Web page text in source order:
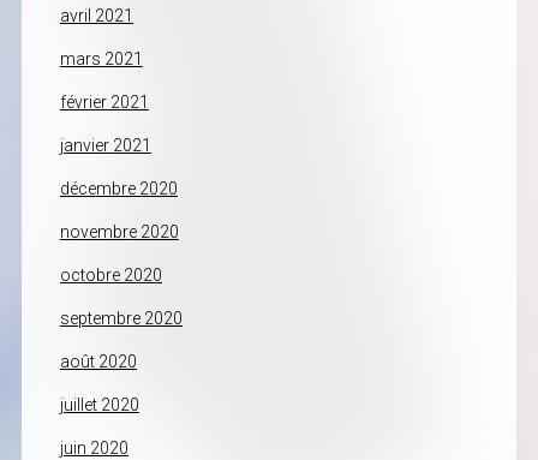
avril 2021
mars 2021
février 2021
janvier 2021
décembre 2020
novembre 2020
octobre 2020
septembre 2020
août 2020
juillet 2020
juin 2020